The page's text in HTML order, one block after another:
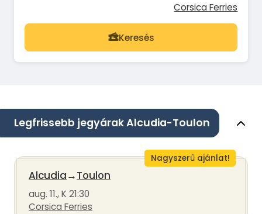
Corsica Ferries
Keresés
Legfrissebb jegyárak Alcudia-Toulon
Nagyszerű ajánlat!
Alcudia→Toulon
aug. 11., K 21:30
Corsica Ferries